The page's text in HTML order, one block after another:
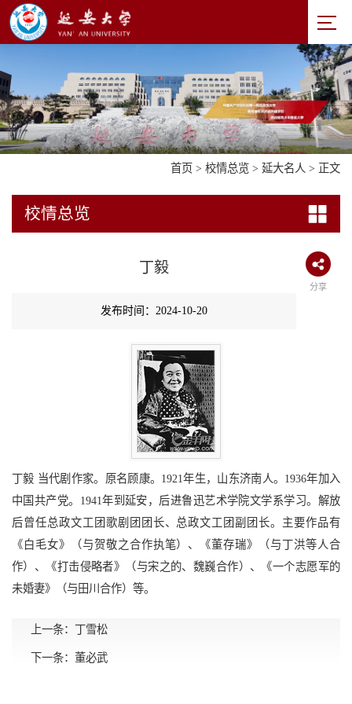
首页 > 校情总览 > 延大名人 > 正文
校情总览
丁毅
分享
发布时间：2024-10-20
丁毅 当代剧作家。原名顾康。1921年生，山东济南人。1936年加入
中国共产党。1941年到延安，后进鲁迅艺术学院文学系学习。解放
后曾任总政文工团歌剧团团长、总政文工团副团长。主要作品有
《白毛女》（与贺敬之合作执笔）、《董存瑞》（与丁洪等人合
作）、《打击侵略者》（与宋之的、魏巍合作）、《一个志愿军的
未婚妻》（与田川合作）等。
上一条： 丁雪松
下一条： 董必武